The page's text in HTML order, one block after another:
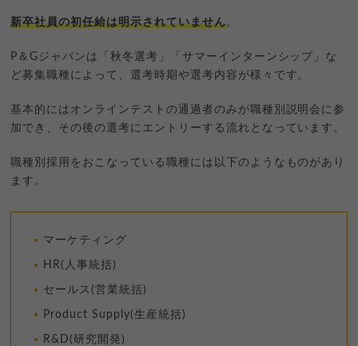
新卒社員の初任給は明示されていません。
P＆Gジャパンは「秋冬選考」「サマーインターンシップ」な
ど募集職種によって、選考時期や選考内容が様々です。
基本的にはオンラインテストの通過者のみが職種別説明会に参
加でき、その後の選考にエントリーする流れとなっています。
職種別採用をおこなっている職種には以下のようなものがあり
ます。
マーケティング
HR(人事統括)
セールス(営業統括)
Product Supply(生産統括)
R&D(研究開発)